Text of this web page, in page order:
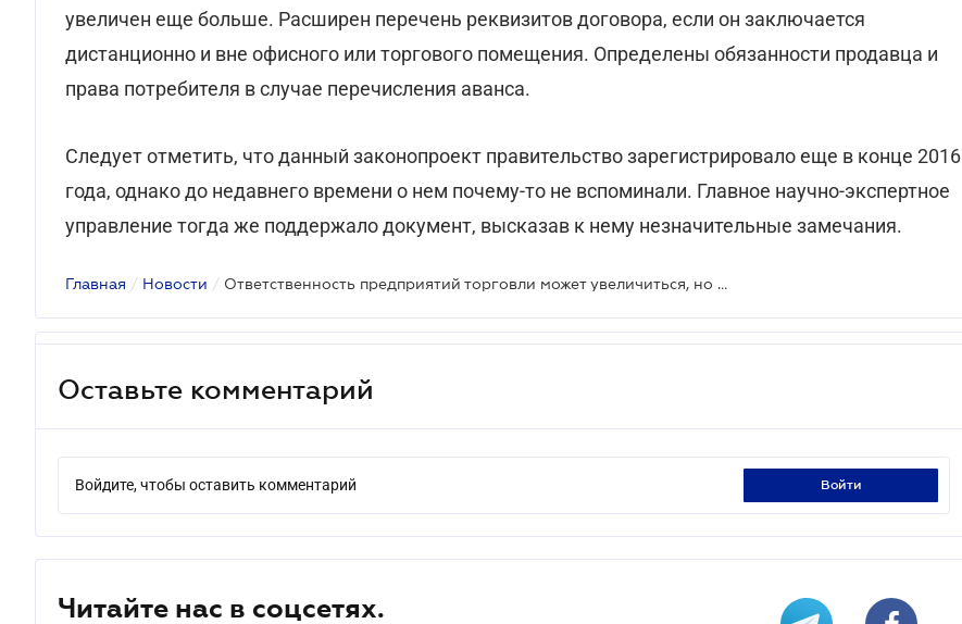
увеличен еще больше. Расширен перечень реквизитов договора, если он заключается
дистанционно и вне офисного или торгового помещения. Определены обязанности продавца и
права потребителя в случае перечисления аванса.
Следует отметить, что данный законопроект правительство зарегистрировало еще в конце 2016
года, однако до недавнего времени о нем почему-то не вспоминали. Главное научно-экспертное
управление тогда же поддержало документ, высказав к нему незначительные замечания.
Главная / Новости / Ответственность предприятий торговли может увеличиться, но надзор за ними обещают упорядочить
Оставьте комментарий
Войдите, чтобы оставить комментарий войти
Читайте нас в соцсетях.